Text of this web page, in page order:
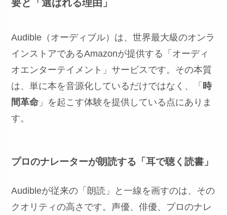
要と「選ばれる理由」
Audible（オーディブル）は、世界最大級のオンラ
インストアであるAmazonが提供する「オーディ
オエンターテイメント」サービスです。その本質
は、単に本を音源化しているだけではなく、「 時
間革命 」を起こす体験を提供している点にありま
す。
プロのナレーターが朗読する「耳で聴く読書」
Audibleが従来の「朗読」と一線を画すのは、その
クオリティの高さです。声優、俳優、プロのナレ